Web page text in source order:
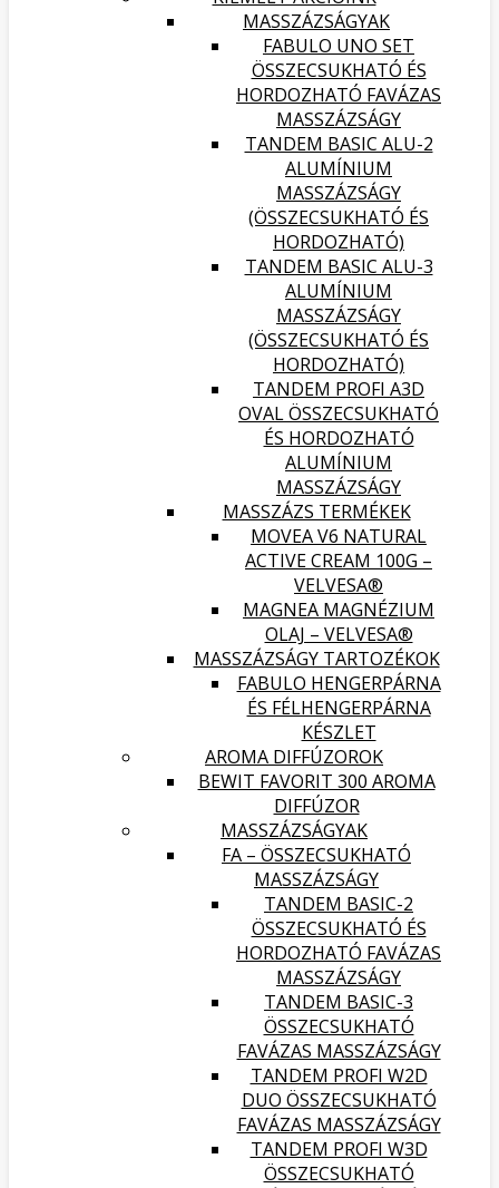
MASSZÁZSÁGYAK
FABULO UNO SET
ÖSSZECSUKHATÓ ÉS
HORDOZHATÓ FAVÁZAS
MASSZÁZSÁGY
TANDEM BASIC ALU-2
ALUMÍNIUM
MASSZÁZSÁGY
(ÖSSZECSUKHATÓ ÉS
HORDOZHATÓ)
TANDEM BASIC ALU-3
ALUMÍNIUM
MASSZÁZSÁGY
(ÖSSZECSUKHATÓ ÉS
HORDOZHATÓ)
TANDEM PROFI A3D
OVAL ÖSSZECSUKHATÓ
ÉS HORDOZHATÓ
ALUMÍNIUM
MASSZÁZSÁGY
MASSZÁZS TERMÉKEK
MOVEA V6 NATURAL
ACTIVE CREAM 100G –
VELVESA®
MAGNEA MAGNÉZIUM
OLAJ – VELVESA®
MASSZÁZSÁGY TARTOZÉKOK
FABULO HENGERPÁRNA
ÉS FÉLHENGERPÁRNA
KÉSZLET
AROMA DIFFÚZOROK
BEWIT FAVORIT 300 AROMA
DIFFÚZOR
MASSZÁZSÁGYAK
FA – ÖSSZECSUKHATÓ
MASSZÁZSÁGY
TANDEM BASIC-2
ÖSSZECSUKHATÓ ÉS
HORDOZHATÓ FAVÁZAS
MASSZÁZSÁGY
TANDEM BASIC-3
ÖSSZECSUKHATÓ
FAVÁZAS MASSZÁZSÁGY
TANDEM PROFI W2D
DUO ÖSSZECSUKHATÓ
FAVÁZAS MASSZÁZSÁGY
TANDEM PROFI W3D
ÖSSZECSUKHATÓ